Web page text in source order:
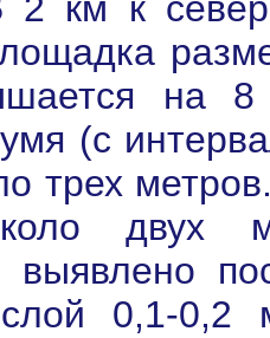
на
(с
трех
двух
выявлено
слой 0,1-